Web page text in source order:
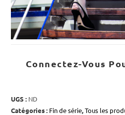
Connectez-Vous
UGS : ND
Catégories : Fin de série,Tous les